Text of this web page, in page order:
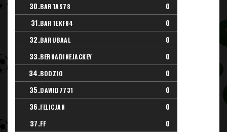
30.BARTAS78
0
31.BARTEKF84
0
32.BARUBAAL
0
33.BERNADINEJACKEY
0
34.BODZIO
0
35.DAWID7731
0
36.FELICJAN
0
37.FF
0